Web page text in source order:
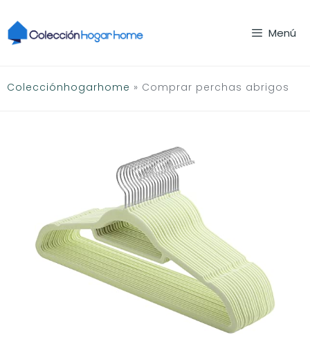
al
contenido
Menú
Colecciónhogarhome » Comprar perchas abrigos